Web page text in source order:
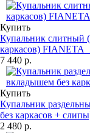
Купить
Купальник слитный
каркасов)
7 440 р.
Купить
Купальник
без каркасов +
2 480 р.